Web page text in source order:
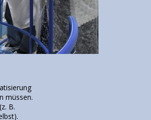
müssen.
B.